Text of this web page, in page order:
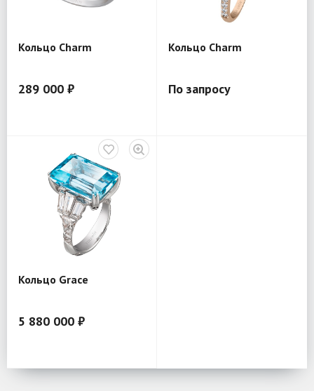
Кольцо Charm
289 000 ₽
Кольцо Charm
По запросу
Кольцо Grace
5 880 000 ₽